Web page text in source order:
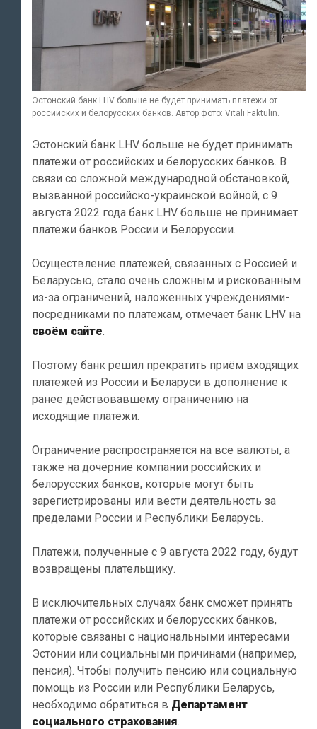
Эстонский банк LHV больше не будет принимать платежи от
российских и белорусских банков. Автор фото: Vitali Faktulin.
Эстонский банк LHV больше не будет принимать
платежи от российских и белорусских банков. В
связи со сложной международной обстановкой,
вызванной российско-украинской войной, с 9
августа 2022 года банк LHV больше не принимает
платежи банков России и Белоруссии.
Осуществление платежей, связанных с Россией и
Беларусью, стало очень сложным и рискованным
из-за ограничений, наложенных учреждениями-
посредниками по платежам, отмечает банк LHV на
своём сайте.
Поэтому банк решил прекратить приём входящих
платежей из России и Беларуси в дополнение к
ранее действовавшему ограничению на
исходящие платежи.
Ограничение распространяется на все валюты, а
также на дочерние компании российских и
белорусских банков, которые могут быть
зарегистрированы или вести деятельность за
пределами России и Республики Беларусь.
Платежи, полученные с 9 августа 2022 году, будут
возвращены плательщику.
В исключительных случаях банк сможет принять
платежи от российских и белорусских банков,
которые связаны с национальными интересами
Эстонии или социальными причинами (например,
пенсия). Чтобы получить пенсию или социальную
помощь из России или Республики Беларусь,
необходимо обратиться в Департамент
социального страхования.